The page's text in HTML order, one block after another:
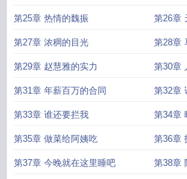
第25章 热情的魏振 第26章
第27章 浓稠的目光 第28章
第29章 赵慧雅的实力 第30章
第31章 年薪百万的合同 第32章
第33章 谁还要拦我 第34章
第35章 做菜给阿姨吃 第36章
第37章 今晚就在这里睡吧 第38章